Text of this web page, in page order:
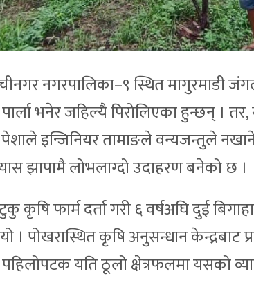
नगरपालिका–९ स्थित मागुरमाडी
भनेर जहिल्यै पिरोलिएका हुन्छन् ।
इन्जिनियर तामाङले वन्यजन्तुले
झापामै लोभलाग्दो उदाहरण बनेको छ ।
कृषि फार्म दर्ता गरी ६ वर्षअघि दुई
। पोखरास्थित कृषि अनुसन्धान
यति ठूलो क्षेत्रफलमा यसको